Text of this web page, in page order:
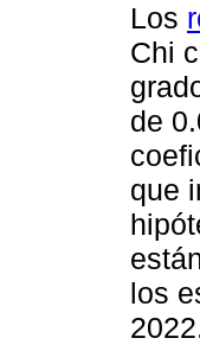
Los
Chi
de
que
los